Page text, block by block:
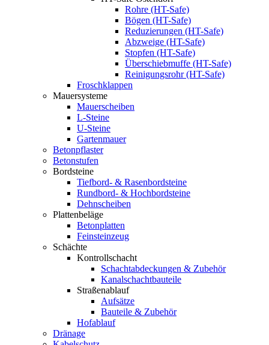
Rohre (HT-Safe)
Bögen (HT-Safe)
Reduzierungen (HT-Safe)
Abzweige (HT-Safe)
Stopfen (HT-Safe)
Überschiebmuffe (HT-Safe)
Reinigungsrohr (HT-Safe)
Froschklappen
Mauersysteme
Mauerscheiben
L-Steine
U-Steine
Gartenmauer
Betonpflaster
Betonstufen
Bordsteine
Tiefbord- & Rasenbordsteine
Rundbord- & Hochbordsteine
Dehnscheiben
Plattenbeläge
Betonplatten
Feinsteinzeug
Schächte
Kontrollschacht
Schachtabdeckungen & Zubehör
Kanalschachtbauteile
Straßenablauf
Aufsätze
Bauteile & Zubehör
Hofablauf
Dränage